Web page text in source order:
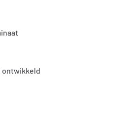
ontwikkeld